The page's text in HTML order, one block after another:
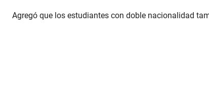
Agregó que los estudiantes con doble nacionalidad